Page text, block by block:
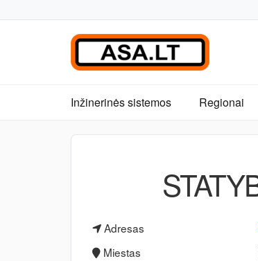
Inžinerinės sistemos Regionai
Adresas
Miestas